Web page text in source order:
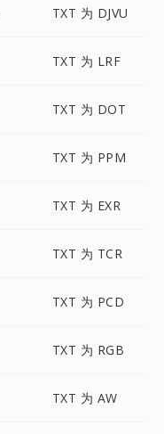
TXT 为 DJVU
TXT 为 LRF
TXT 为 DOT
TXT 为 PPM
TXT 为 EXR
TXT 为 TCR
TXT 为 PCD
TXT 为 RGB
TXT 为 AW